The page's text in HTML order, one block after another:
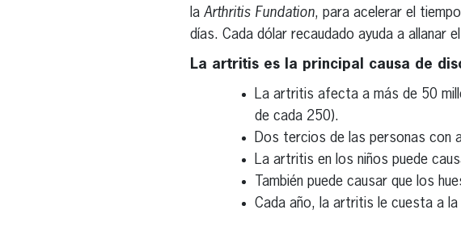
la Arthritis Fundation, para acelerar el
días. Cada dólar recaudado ayuda a allanar
La artritis es la principal causa de
La artritis afecta a más de 50
de cada 250).
Dos tercios de las personas con
La artritis en los niños puede
También puede causar que los
Cada año, la artritis le cuesta a la